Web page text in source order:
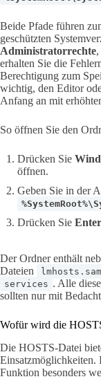
Beide Pfade führen
geschützten
Administratorrechte
erhalten Sie die
Berechtigung zum
wichtig, den Editor
Anfang an mit
So öffnen Sie den
Drücken Sie
öffnen.
Geben Sie in der
Drücken Sie Enter
Der Ordner enthält
Dateien
lmhosts.sam
services . Alle
sollten nur mit
Wofür wird die
Die HOSTS-Datei
Einsatzmöglichkeiten.
Funktion besonders